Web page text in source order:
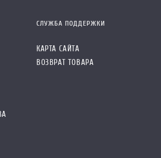
СЛУЖБА ПОДДЕРЖКИ
КАРТА САЙТА
ВОЗВРАТ ТОВАРА